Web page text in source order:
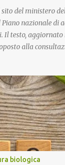
del ministero
Piano nazionale di
Il testo,
alla
azioni volte
naturali, sociali
condizioni
alle Regioni nel
e il 20
biologica